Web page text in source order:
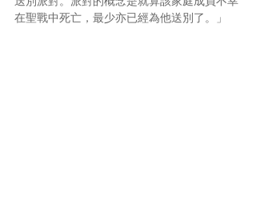
在聖戰中死亡，最少亦已經為他送別了。」